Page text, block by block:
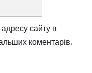
сайту в
коментарів.